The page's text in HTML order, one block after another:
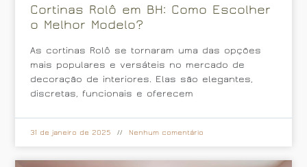
Cortinas Rolô em BH: Como Escolher
o Melhor Modelo?
As cortinas Rolô se tornaram uma das opções
mais populares e versáteis no mercado de
decoração de interiores. Elas são elegantes,
discretas, funcionais e oferecem
31 de janeiro de 2025 Nenhum comentário